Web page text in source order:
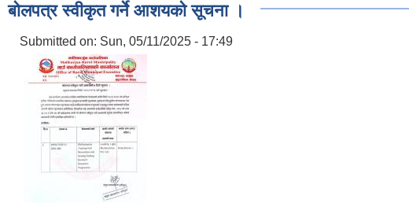
बोलपत्र स्वीकृत गर्ने आशयको सूचना ।
Submitted on: Sun, 05/11/2025 - 17:49